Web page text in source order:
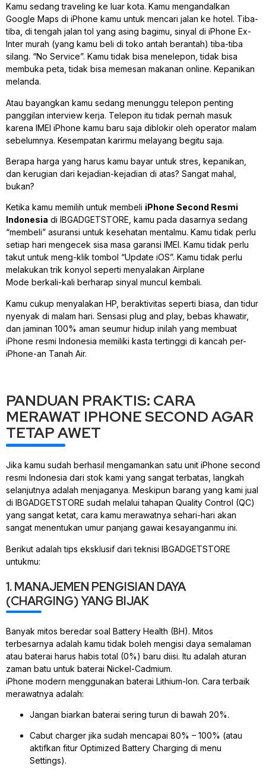
Kamu sedangtraveling ke luar kota. Kamu mengandalkan
Google Maps di iPhone kamu untuk mencari jalan ke hotel. Tiba-
tiba, di tengah jalan tol yang asing bagimu, sinyal di iPhone Ex-
Inter murah (yang kamu beli di toko antah berantah) tiba-tiba
silang. “No Service”. Kamu tidak bisa menelepon, tidak bisa
membuka peta, tidak bisa memesan makanan online. Kepanikan
melanda.
Atau bayangkan kamu sedang menunggu telepon penting
panggilan interview kerja. Telepon itu tidak pernah masuk
karena IMEI iPhone kamu baru saja diblokir oleh operator malam
sebelumnya. Kesempatan karirmu melayang begitu saja.
Berapa harga yang harus kamu bayar untuk stres, kepanikan,
dan kerugian dari kejadian-kejadian di atas? Sangat mahal,
bukan?
Ketika kamu memilih untuk membeli iPhone Second Resmi
Indonesia di IBGADGETSTORE, kamu pada dasarnya sedang
“membeli” asuransi untuk kesehatan mentalmu. Kamu tidak perlu
setiap hari mengecek sisa masa garansi IMEI. Kamu tidak perlu
takut untuk meng-klik tombol “Update iOS”. Kamu tidak perlu
melakukan trik konyol seperti menyalakan Airplane
Mode berkali-kali berharap sinyal muncul kembali.
Kamu cukup menyalakan HP, beraktivitas seperti biasa, dan tidur
nyenyak di malam hari. Sensasi plug and play, bebas khawatir,
dan jaminan 100% aman seumur hidup inilah yang membuat
iPhone resmi Indonesia memiliki kasta tertinggi di kancah per-
iPhone-an Tanah Air.
PANDUAN PRAKTIS: CARA
MERAWAT IPHONE SECOND AGAR
TETAP AWET
Jika kamu sudah berhasil mengamankan satu unit iPhone second
resmi Indonesia dari stok kami yang sangat terbatas, langkah
selanjutnya adalah menjaganya. Meskipun barang yang kami jual
di IBGADGETSTORE sudah melalui tahapan Quality Control (QC)
yang sangat ketat, cara kamu merawatnya sehari-hari akan
sangat menentukan umur panjang gawai kesayanganmu ini.
Berikut adalah tips eksklusif dari teknisi IBGADGETSTORE
untukmu:
1. MANAJEMEN PENGISIAN DAYA
(CHARGING) YANG BIJAK
Banyak mitos beredar soal Battery Health (BH). Mitos
terbesarnya adalah kamu tidak boleh mengisi daya semalaman
atau baterai harus habis total (0%) baru diisi. Itu adalah aturan
zaman batu untuk baterai Nickel-Cadmium.
iPhone modern menggunakan baterai Lithium-Ion. Cara terbaik
merawatnya adalah:
Jangan biarkan baterai sering turun di bawah 20%.
Cabut charger jika sudah mencapai 80% – 100% (atau
aktifkan fitur Optimized Battery Charging di menu
Settings).